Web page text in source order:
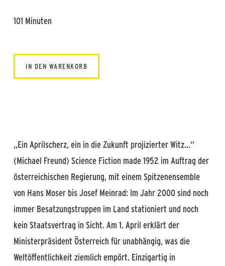
101 Minuten
IN DEN WARENKORB
„Ein Aprilscherz, ein in die Zukunft projizierter Witz...“
(Michael Freund) Science Fiction made 1952 im Auftrag der
österreichischen Regierung, mit einem Spitzenensemble
von Hans Moser bis Josef Meinrad: Im Jahr 2000 sind noch
immer Besatzungstruppen im Land stationiert und noch
kein Staatsvertrag in Sicht. Am 1. April erklärt der
Ministerpräsident Österreich für unabhängig, was die
Weltöffentlichkeit ziemlich empört. Einzigartig in